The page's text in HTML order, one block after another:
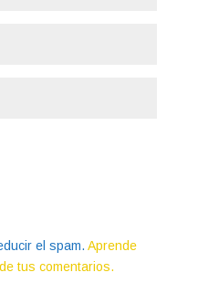
el spam. Aprende
tus comentarios.